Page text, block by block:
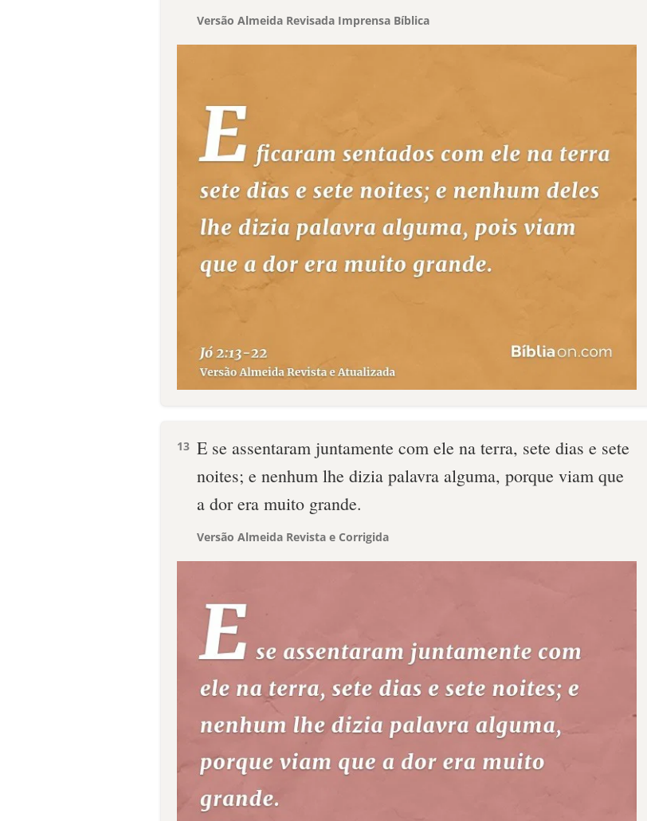
Versão Almeida Revisada Imprensa Bíblica
13 E se assentaram juntamente com ele na terra, sete dias e sete
noites; e nenhum lhe dizia palavra alguma, porque viam que
a dor era muito grande.
Versão Almeida Revista e Corrigida